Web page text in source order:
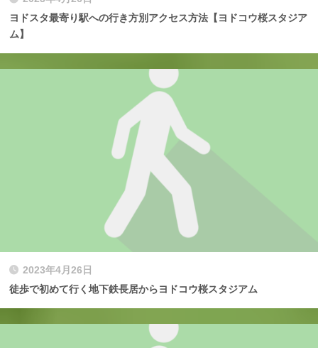
ヨドスタ最寄り駅への行き方別アクセス方法【ヨドコウ桜スタジア
ム】
2023年4月26日
徒歩で初めて行く地下鉄長居からヨドコウ桜スタジアム